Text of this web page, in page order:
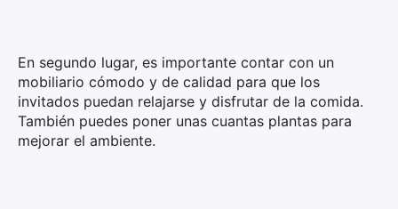
En segundo lugar, es importante contar con un
mobiliario cómodo y de calidad para que los
invitados puedan relajarse y disfrutar de la comida.
También puedes poner unas cuantas plantas para
mejorar el ambiente.